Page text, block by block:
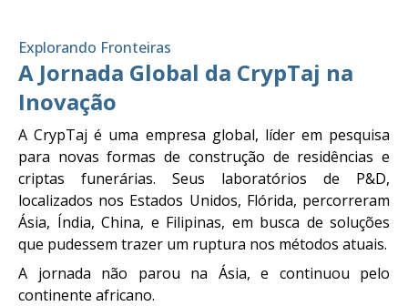
Explorando Fronteiras
A Jornada Global da CrypTaj na
Inovação
A CrypTaj é uma empresa global, líder em pesquisa
para novas formas de construção de residências e
criptas funerárias. Seus laboratórios de P&D,
localizados nos Estados Unidos, Flórida, percorreram
Ásia, Índia, China, e Filipinas, em busca de soluções
que pudessem trazer um ruptura nos métodos atuais.
A jornada não parou na Ásia, e continuou pelo
continente africano.